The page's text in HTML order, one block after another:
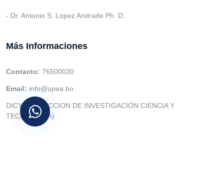
- Dr. Antonio S. López Andrade Ph. D.
Más Informaciones
Contacto: 76500030
Email: info@upea.bo
DICYT (DIRECCION DE INVESTIGACIÓN CIENCIA Y
TECNOLOGIA)